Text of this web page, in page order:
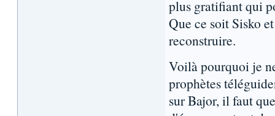
plus gratifiant qui
Que ce soit Sisko
reconstruire.
Voilà pourquoi je
prophètes
sur Bajor, il faut